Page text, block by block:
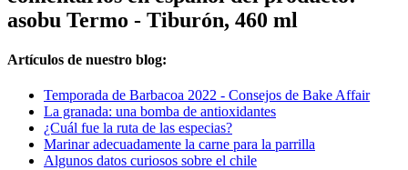
asobu Termo - Tiburón, 460 ml
Artículos de nuestro blog:
Temporada de Barbacoa 2022 - Consejos de Bake Affair
La granada: una bomba de antioxidantes
¿Cuál fue la ruta de las especias?
Marinar adecuadamente la carne para la parrilla
Algunos datos curiosos sobre el chile